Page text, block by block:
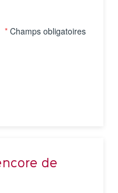
* Champs obligatoires
de